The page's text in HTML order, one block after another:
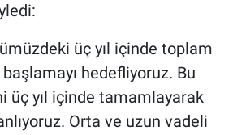
üç yıl içinde toplam
hedefliyoruz. Bu
üç yıl içinde tamamlayarak
Orta ve uzun vadeli